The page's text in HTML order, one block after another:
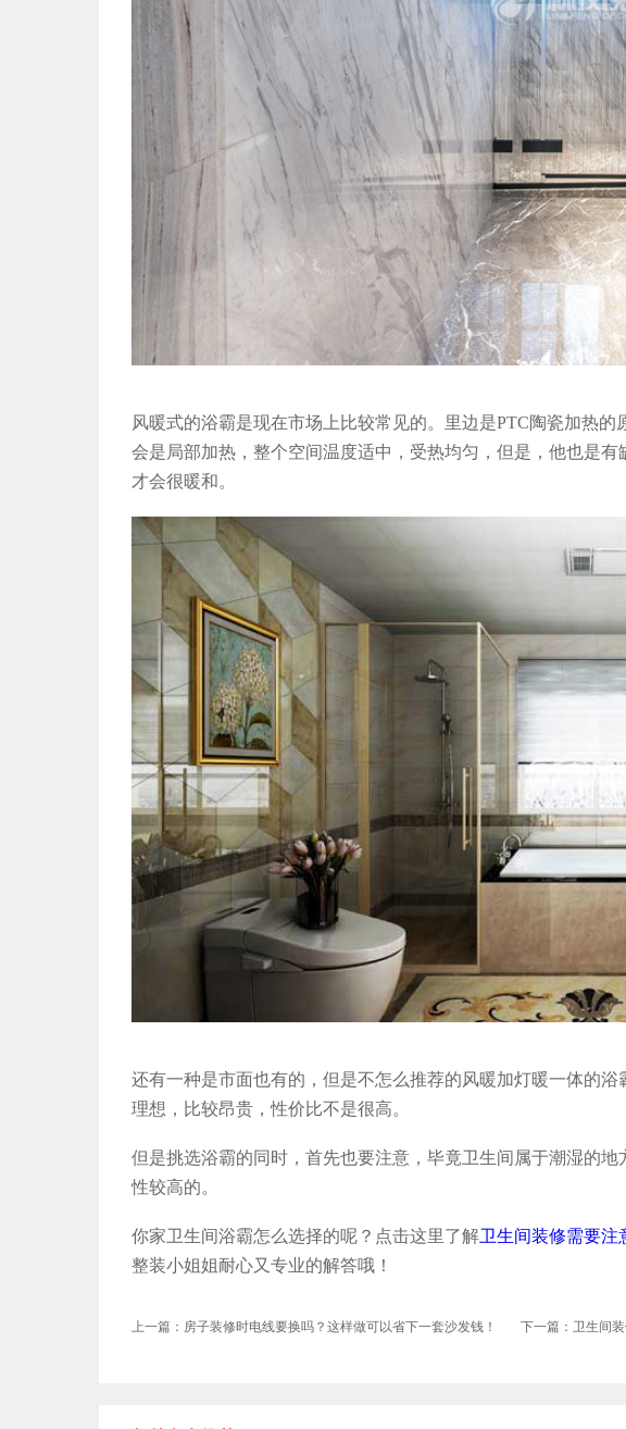
风暖式的浴霸是现在市场上比较常见的。里边是PTC陶瓷加热
会是局部加热，整个空间温度适中，受热均匀，但是，他也是
才会很暖和。
还有一种是市面也有的，但是不怎么推荐的风暖加灯暖一体的
理想，比较昂贵，性价比不是很高。
但是挑选浴霸的同时，首先也要注意，毕竟卫生间属于潮湿的
性较高的。
你家卫生间浴霸怎么选择的呢？点击这里了解卫生间装修需要注
整装小姐姐耐心又专业的解答哦！
上一篇：房子装修时电线要换吗？这样做可以省下一套沙发钱！ 下一篇：卫生间